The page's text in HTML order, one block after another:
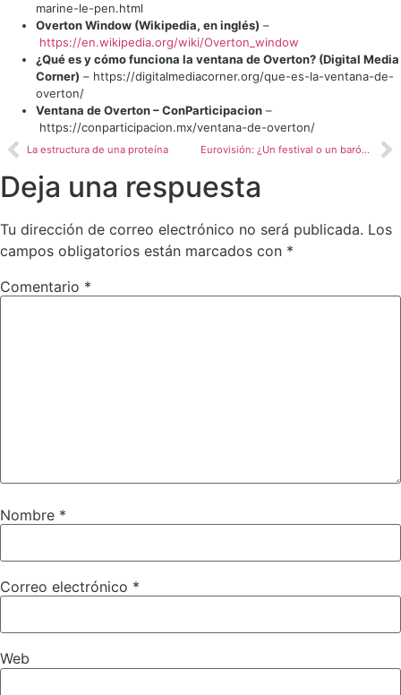
marine-le-pen.html
Overton Window (Wikipedia, en inglés) –
https://en.wikipedia.org/wiki/Overton_window
¿Qué es y cómo funciona la ventana de Overton? (Digital Media
Corner) – https://digitalmediacorner.org/que-es-la-ventana-de-
overton/
Ventana de Overton – ConParticipacion –
https://conparticipacion.mx/ventana-de-overton/
La estructura de una proteína Eurovisión: ¿Un festival o un barómetro geopolítico?
Deja una respuesta
Tu dirección de correo electrónico no será publicada. Los
campos obligatorios están marcados con *
Comentario *
Nombre *
Correo electrónico *
Web